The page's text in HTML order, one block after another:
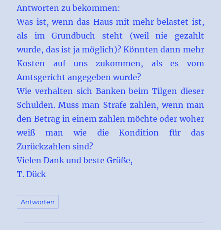
Antworten zu bekommen:
Was ist, wenn das Haus mit mehr belastet ist,
als im Grundbuch steht (weil nie gezahlt
wurde, das ist ja möglich)? Könnten dann mehr
Kosten auf uns zukommen, als es vom
Amtsgericht angegeben wurde?
Wie verhalten sich Banken beim Tilgen dieser
Schulden. Muss man Strafe zahlen, wenn man
den Betrag in einem zahlen möchte oder woher
weiß man wie die Kondition für das
Zurückzahlen sind?
Vielen Dank und beste Grüße,
T. Dück
Antworten